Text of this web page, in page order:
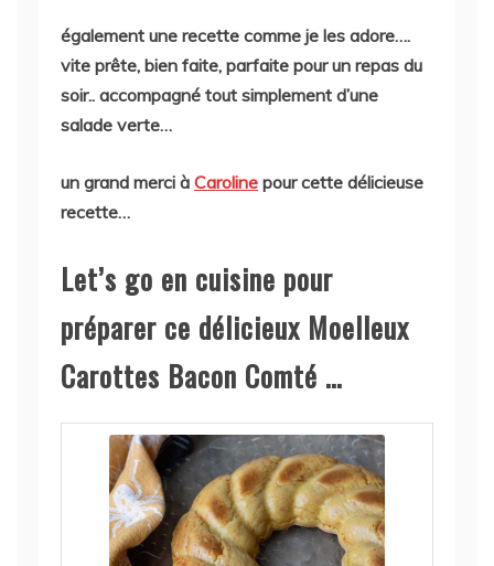
également une recette comme je les adore….
vite prête, bien faite, parfaite pour un repas du
soir.. accompagné tout simplement d’une
salade verte…
un grand merci à Caroline pour cette délicieuse
recette…
Let’s go en cuisine pour
préparer ce délicieux Moelleux
Carottes Bacon Comté …